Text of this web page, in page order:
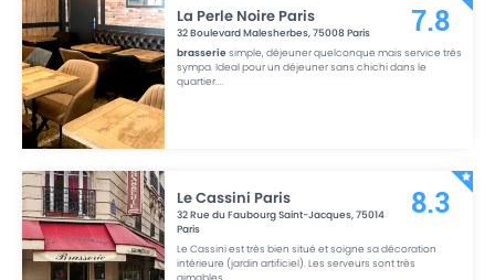
La Perle Noire Paris
32 Boulevard Malesherbes,75008 Paris
brasseriesimple, déjeuner quelconque mais service très
sympa. Ideal pour un déjeuner sans chichi dans le
quartier....
7.8
Le Cassini Paris
32 Rue du Faubourg Saint-Jacques,75014
Paris
Le Cassini est très bien situé et soigne sa décoration
intérieure (jardin artificiel). Les serveurs sont très
aimables.
8.3